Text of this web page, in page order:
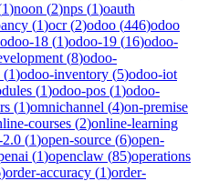
1)noon (2)nps (1)oauth
(1)ocr(2)odoo (446)odoo
odoo-18 (1)odoo-19 (16)odoo-
(8)odoo-
(1)odoo-inventory (5)odoo-iot
(1)odoo-pos (1)odoo-
(1)omnichannel (4)on-premise
courses (2)online-learning
2.0 (1)open-source (6)open-
(1)openclaw (85)operations
)order-accuracy (1)order-